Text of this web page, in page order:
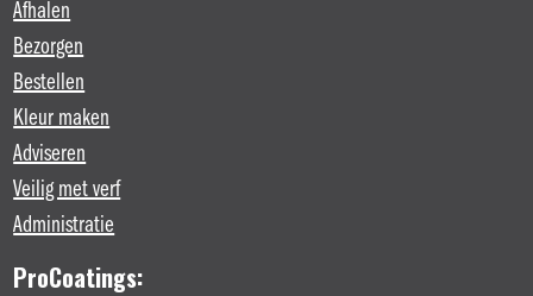
Afhalen
Bezorgen
Bestellen
Kleur maken
Adviseren
Veilig met verf
Administratie
ProCoatings: